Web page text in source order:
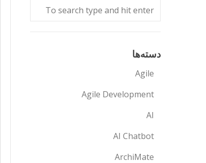
دسته‌ها
Agile
Agile Development
AI
AI Chatbot
ArchiMate